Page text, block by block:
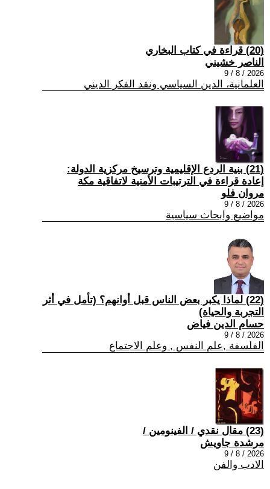
(20) قراءة في كتاب البخاري
الناصر خشيني
2026 / 8 / 9
العلمانية، الدين السياسي ونقد الفكر الديني
(21) بنية الردع الإقليمية وترسيخ مركزية الدولة:
إعادة قراءة في الترتيبات الأمنية لاتفاقية مكة
مروان فلو
2026 / 8 / 9
مواضيع وابحاث سياسية
(22) لماذا يكبر بعض الناس قبل أوانهم؟ (تأمل في أثر
التجربة والحياة)
حسام الدين فياض
2026 / 8 / 9
الفلسفة ,علم النفس , وعلم الاجتماع
(23) مقال نقدي / الفينومين /
مرشدة جاويش
2026 / 8 / 9
الادب والفن